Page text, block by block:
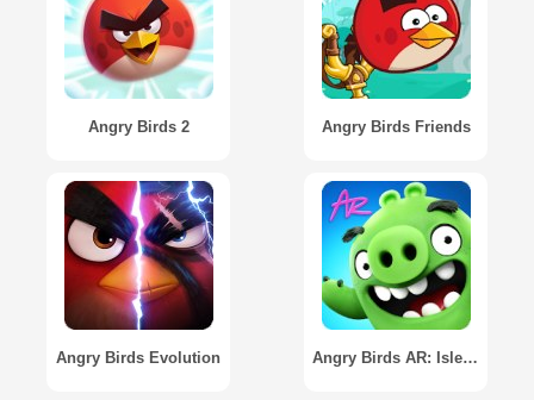
Angry Birds 2 Angry Birds Friends
Angry Birds Evolution Angry Birds AR: Isle of Pigs